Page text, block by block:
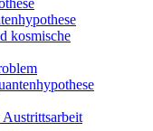
kosmische